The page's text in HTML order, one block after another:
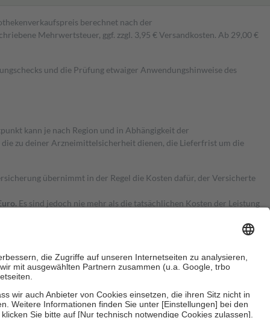
berechnet nach der
Mehrwertsteuer, ggf. zzgl. 3,95 € Versandkosten. Ab 29,00 €
und die Prüfung etwaiger Anwendungshinweise des
kann je nach Region und in Abhängigkeit der
zu deiner Arzneimittelsicherheit dienen, die Lieferfrist um die
übernimmt in der Regel die Kosten dafür, der Versicherte
Es sind jedoch nie mehr als die tatsächlichen Kosten der Leistung
Zuzahlungen an bei: